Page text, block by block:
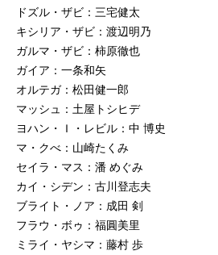
ドズル・ザビ：三宅健太
キシリア・ザビ：渡辺明乃
ガルマ・ザビ：柿原徹也
ガイア：一条和矢
オルテガ：松田健一郎
マッシュ：土屋トシヒデ
ヨハン・Ｉ・レビル：中 博史
マ・クべ：山崎たくみ
セイラ・マス：潘 めぐみ
カイ・シデン：古川登志夫
ブライト・ノア：成田 剣
フラウ・ボゥ：福圓美里
ミライ・ヤシマ：藤村 歩